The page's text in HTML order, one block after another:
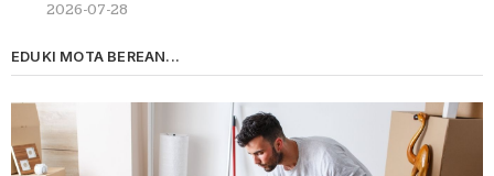
2026-07-28
EDUKI MOTA BEREAN...